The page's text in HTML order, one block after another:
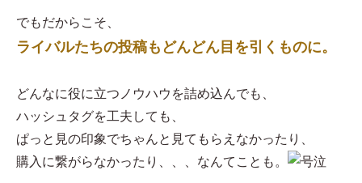
でもだからこそ、
ライバルたちの投稿もどんどん目を引くものに。
どんなに役に立つノウハウを詰め込んでも、
ハッシュタグを工夫しても、
ぱっと見の印象でちゃんと見てもらえなかったり、
購入に繋がらなかったり、、、なんてことも。